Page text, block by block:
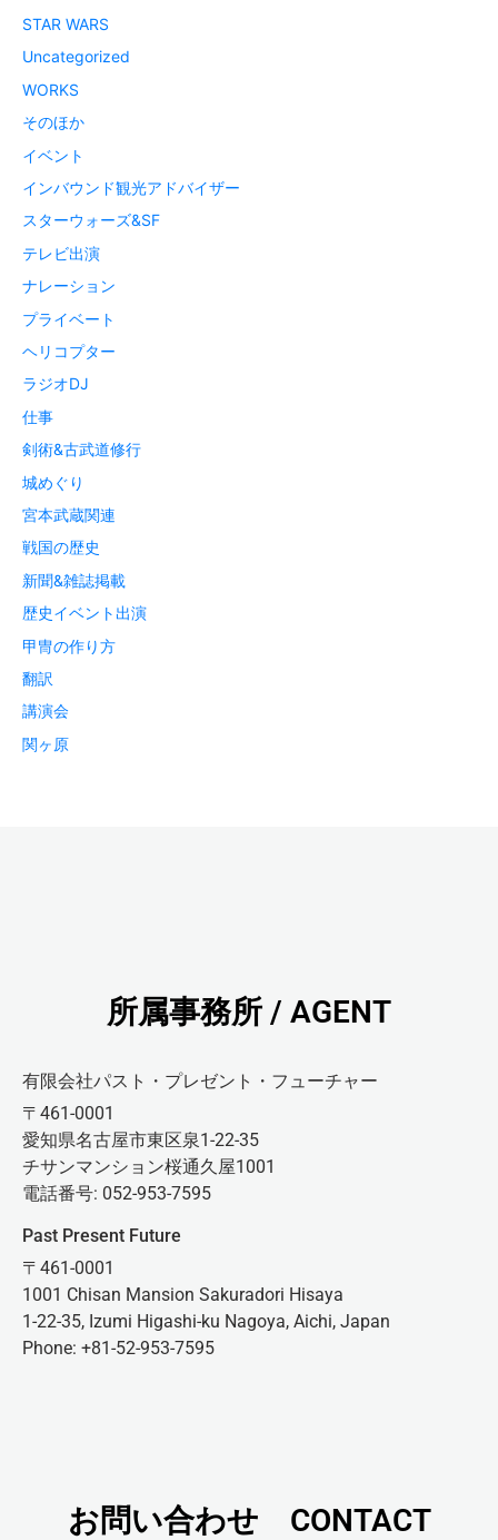
STAR WARS
Uncategorized
WORKS
そのほか
イベント
インバウンド観光アドバイザー
スターウォーズ&SF
テレビ出演
ナレーション
プライベート
ヘリコプター
ラジオDJ
仕事
剣術&古武道修行
城めぐり
宮本武蔵関連
戦国の歴史
新聞&雑誌掲載
歴史イベント出演
甲冑の作り方
翻訳
講演会
関ヶ原
所属事務所 / AGENT
有限会社パスト・プレゼント・フューチャー
〒461-0001
愛知県名古屋市東区泉1-22-35
チサンマンション桜通久屋1001
電話番号: 052-953-7595
Past Present Future
〒461-0001
1001 Chisan Mansion Sakuradori Hisaya
1-22-35, Izumi Higashi-ku Nagoya, Aichi, Japan
Phone: +81-52-953-7595
お問い合わせ CONTACT